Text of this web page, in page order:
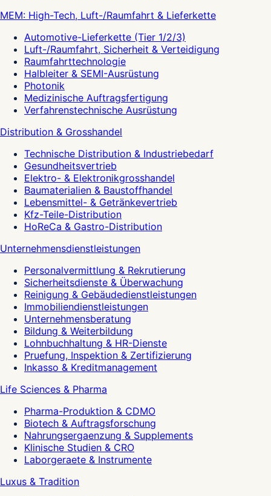
MEM: High-Tech, Luft-/Raumfahrt & Lieferkette
Automotive-Lieferkette (Tier 1/2/3)
Luft-/Raumfahrt, Sicherheit & Verteidigung
Raumfahrttechnologie
Halbleiter & SEMI-Ausrüstung
Photonik
Medizinische Auftragsfertigung
Verfahrenstechnische Ausrüstung
Distribution & Grosshandel
Technische Distribution & Industriebedarf
Gesundheitsvertrieb
Elektro- & Elektronikgrosshandel
Baumaterialien & Baustoffhandel
Lebensmittel- & Getränkevertrieb
Kfz-Teile-Distribution
HoReCa & Gastro-Distribution
Unternehmensdienstleistungen
Personalvermittlung & Rekrutierung
Sicherheitsdienste & Überwachung
Reinigung & Gebäudedienstleistungen
Immobiliendienstleistungen
Unternehmensberatung
Bildung & Weiterbildung
Lohnbuchhaltung & HR-Dienste
Pruefung, Inspektion & Zertifizierung
Inkasso & Kreditmanagement
Life Sciences & Pharma
Pharma-Produktion & CDMO
Biotech & Auftragsforschung
Nahrungsergaenzung & Supplements
Klinische Studien & CRO
Laborgeraete & Instrumente
Luxus & Tradition